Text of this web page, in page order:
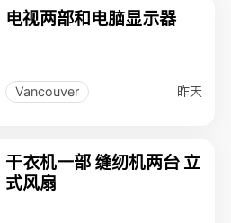
电视两部和电脑显示器
Vancouver 昨天
干衣机一部 缝纫机两台 立
式风扇